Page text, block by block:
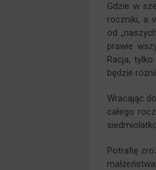
Gdzie w
roczniki, a
od
prawie
Racja,
będzie
Wracając
całego
Potrafię